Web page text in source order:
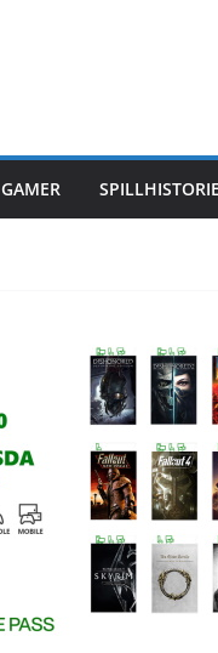
GAMER SPILLHISTORIE